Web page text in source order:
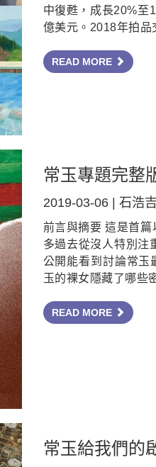
中復甦，成長20%至
億美元。2018年拍
READ MORE
常玉專題完整
2019-03-06 | 石浩
前言與摘要 這是首
多過去從沒人特別注
公開能看到討論常玉
玉的裸女隱藏了哪些
READ MORE
常玉給我們的